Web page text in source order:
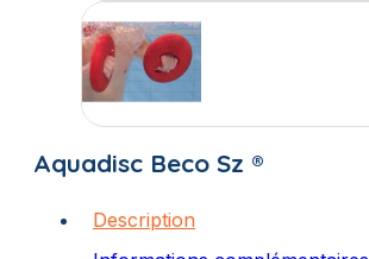
Aquadisc Beco Sz ®
Description